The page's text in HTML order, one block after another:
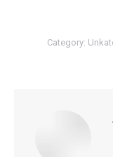
Category: